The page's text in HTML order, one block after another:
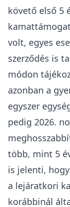
a kamat
összegét kell
többségében
magasabb
Ez a
főszabályként
amelynek
folyósított
2024. január
babaváró
azokra, akiket